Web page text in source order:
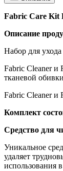
Fabric Care Kit
Описание
Набор для
Fabric Cleaner и
тканевой
Fabric Cleaner и
Комплект
Средство для
Уникальное
удаляет
использования